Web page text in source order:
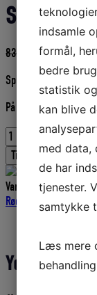
83,75 DKKDen
pris
var:
83,75
75,38
Splidstokke længde
På lager
Splidstokke
55
cm
antal
Tilføj til kurv
Varenummer (SKU):
Rødspættegarn,Garn ,
Yderligere
indsamle
formål,
bedre
statistik
kan blive
med data,
de har
tjenester.
samtykke
Læs mere